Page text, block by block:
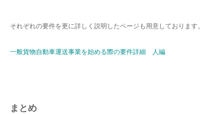
それぞれの要件を更に詳しく説明したページも用意しております。
一般貨物自動車運送事業を始める際の要件詳細 人編
まとめ